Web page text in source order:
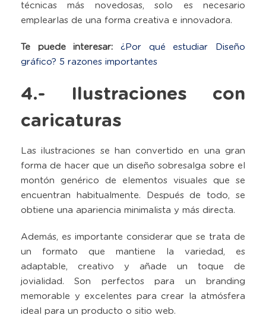
técnicas más novedosas, solo es necesario
emplearlas de una forma creativa e innovadora.
Te puede interesar:
¿Por qué estudiar Diseño
gráfico? 5 razones importantes
4.- Ilustraciones con
caricaturas
Las ilustraciones se han convertido en una gran
forma de hacer que un diseño sobresalga sobre el
montón genérico de elementos visuales que se
encuentran habitualmente. Después de todo, se
obtiene una apariencia minimalista y más directa.
Además, es importante considerar que se trata de
un formato que mantiene la variedad, es
adaptable, creativo y añade un toque de
jovialidad. Son perfectos para un branding
memorable y excelentes para crear la atmósfera
ideal para un producto o sitio web.